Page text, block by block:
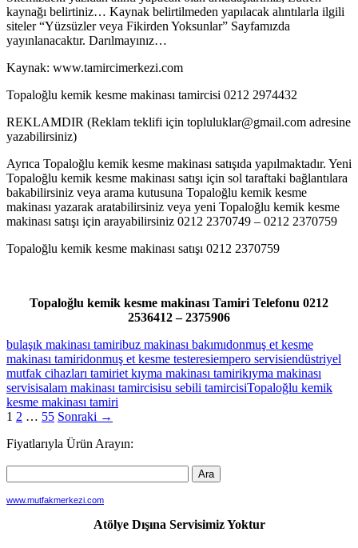
kaynağı belirtiniz… Kaynak belirtilmeden yapılacak alıntılarla ilgili
siteler “Yüzsüzler veya Fikirden Yoksunlar” Sayfamızda
yayınlanacaktır. Darılmayınız…
Kaynak: www.tamircimerkezi.com
Topaloğlu kemik kesme makinası tamircisi 0212 2974432
REKLAMDIR (Reklam teklifi için topluluklar@gmail.com adresine
yazabilirsiniz)
Ayrıca Topaloğlu kemik kesme makinası satışıda yapılmaktadır. Yeni
Topaloğlu kemik kesme makinası satışı için sol taraftaki bağlantılara
bakabilirsiniz veya arama kutusuna Topaloğlu kemik kesme
makinası yazarak aratabilirsiniz veya yeni Topaloğlu kemik kesme
makinası satışı için arayabilirsiniz 0212 2370749 – 0212 2370759
Topaloğlu kemik kesme makinası satışı 0212 2370759
Topaloğlu kemik kesme makinası Tamiri Telefonu 0212
2536412 – 2375906
bulaşık makinası tamiribuz makinası bakımıdonmuş et kesme
makinası tamiridonmuş et kesme testeresiempero servisiendüstriyel
mutfak cihazları tamiriet kıyma makinası tamirikıyma makinası
servisisalam makinası tamircisisu sebili tamircisiTopaloğlu kemik
kesme makinası tamiri
Yazı
1 2 … 55 Sonraki →
Fiyatlarıyla Ürün Arayın:
www.mutfakmerkezi.com
Atölye Dışına Servisimiz Yoktur